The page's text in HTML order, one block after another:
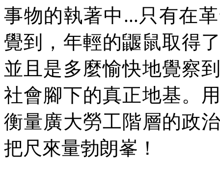
事物的執著中 ...只有在
覺到，年輕的鼴鼠取得
並且是多麼愉快地覺察
社會腳下的真正地基。
衡量廣大勞工階層的政
把尺來量勃朗峯！